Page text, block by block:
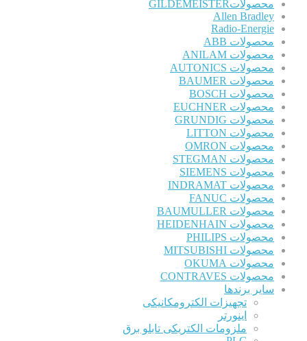
محصولاتGILDEMEISTER
Allen Bradley
Radio-Energie
محصولات ABB
محصولات ANILAM
محصولات AUTONICS
محصولات BAUMER
محصولات BOSCH
محصولات EUCHNER
محصولات GRUNDIG
محصولات LITTON
محصولات OMRON
محصولات STEGMAN
محصولات SIEMENS
محصولات INDRAMAT
محصولات FANUC
محصولات BAUMULLER
محصولات HEIDENHAIN
محصولات PHILIPS
محصولات MITSUBISHI
محصولات OKUMA
محصولات CONTRAVES
سایر برندها
تجهیزات الکترومکانیکی
اینورتر
ملزومات الکتریکی تابلو برق